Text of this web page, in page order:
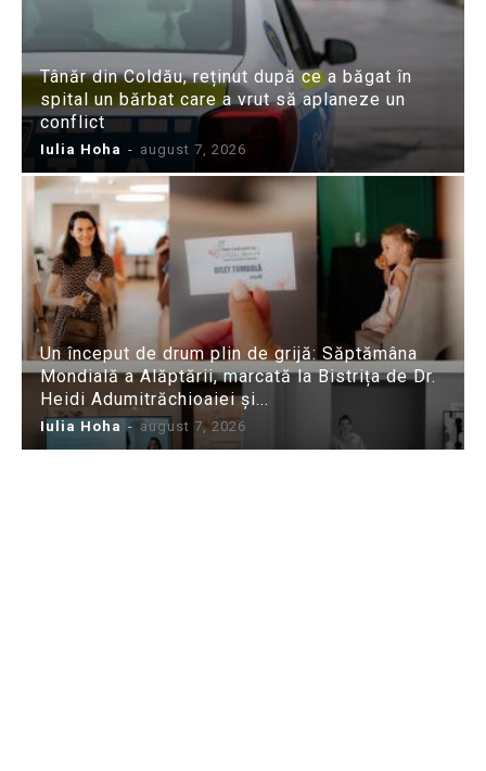
Tânăr din Coldău, reținut după ce a băgat în
spital un bărbat care a vrut să aplaneze un
conflict
Iulia Hoha - august 7, 2026
Un început de drum plin de grijă: Săptămâna
Mondială a Alăptării, marcată la Bistrița de Dr.
Heidi Adumitrăchioaiei și...
Iulia Hoha - august 7, 2026